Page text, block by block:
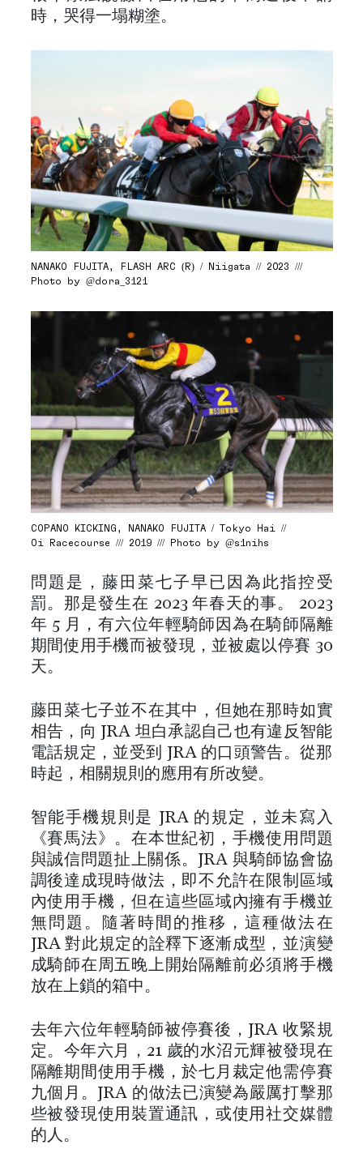
時，哭得一塌糊塗。
NANAKO FUJITA, FLASH ARC (R) / Niigata // 2023 ///
Photo by @dora_3121
COPANO KICKING, NANAKO FUJITA / Tokyo Hai //
Oi Racecourse /// 2019 /// Photo by @s1nihs
問題是，藤田菜七子早已因為此指控受
罰。那是發生在 2023 年春天的事。 2023
年 5 月，有六位年輕騎師因為在騎師隔離
期間使用手機而被發現，並被處以停賽 30
天。
藤田菜七子並不在其中，但她在那時如實
相告，向 JRA 坦白承認自己也有違反智能
電話規定，並受到 JRA 的口頭警告。從那
時起，相關規則的應用有所改變。
智能手機規則是 JRA 的規定，並未寫入
《賽馬法》。在本世紀初，手機使用問題
與誠信問題扯上關係。JRA 與騎師協會協
調後達成現時做法，即不允許在限制區域
內使用手機，但在這些區域內擁有手機並
無問題。隨著時間的推移，這種做法在
JRA 對此規定的詮釋下逐漸成型，並演變
成騎師在周五晚上開始隔離前必須將手機
放在上鎖的箱中。
去年六位年輕騎師被停賽後，JRA 收緊規
定。今年六月，21 歲的水沼元輝被發現在
隔離期間使用手機，於七月裁定他需停賽
九個月。JRA 的做法已演變為嚴厲打擊那
些被發現使用裝置通訊，或使用社交媒體
的人。